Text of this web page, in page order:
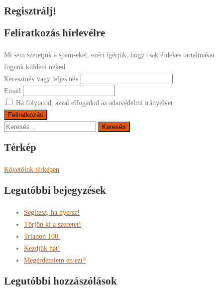
Regisztrálj!
Feliratkozás hírlevélre
Mi sem szeretjük a spam-eket, ezért ígérjük, hogy csak érdekes tartalmakat
fogunk küldeni neked.
Keresztnév vagy teljes név
Email
Ha folytatod, azzal elfogadod az adatvédelmi irányelvet
Keresés:
Térkép
Követőink térképen
Legutóbbi bejegyzések
Segítesz, ha nyersz!
Törjön ki a szeretet!
Trianon 100.
Kezdjük hát!
Megérdemlem én ezt?
Legutóbbi hozzászólások